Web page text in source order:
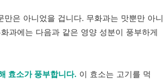
은 아니었을 겁니다. 무화과는 맛뿐만 아니
과에는 다음과 같은 영양 성분이 풍부하게
효소가 풍부합니다. 이 효소는 고기를 먹